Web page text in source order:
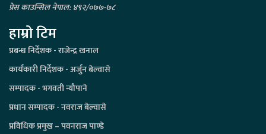
प्रेस काउन्सिल नेपाल: ४९२/०७७-७८
हाम्रो टिम
प्रबन्ध निर्देशक - राजेन्द्र खनाल
कार्यकारी निर्देशक - अर्जुन बेल्वासे
सम्पादक - भगवती न्यौपाने
प्रधान सम्पादक - नवराज बेल्वासे
प्रविधिक प्रमुख – पवनराज पाण्डे